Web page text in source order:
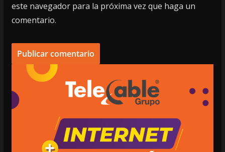
este navegador para la próxima vez que haga un
comentario.